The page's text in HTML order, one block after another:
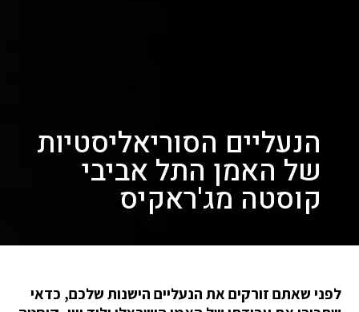
הנעליים הסוריאליסטיות
של האמן התל אביבי
קוסטה מג'ראקיס
לפני שאתם זורקים את הנעליים הישנות שלכם, כדאי